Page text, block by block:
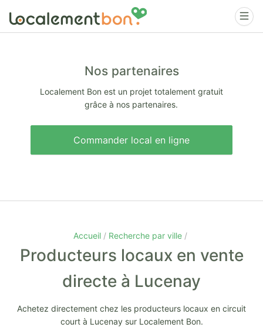
Nos partenaires
Localement Bon est un projet totalement gratuit
grâce à nos partenaires.
Commander local en ligne
Accueil Recherche par ville
Producteurs locaux en vente
directe à Lucenay
Achetez directement chez les producteurs locaux en circuit
court à Lucenay sur Localement Bon.